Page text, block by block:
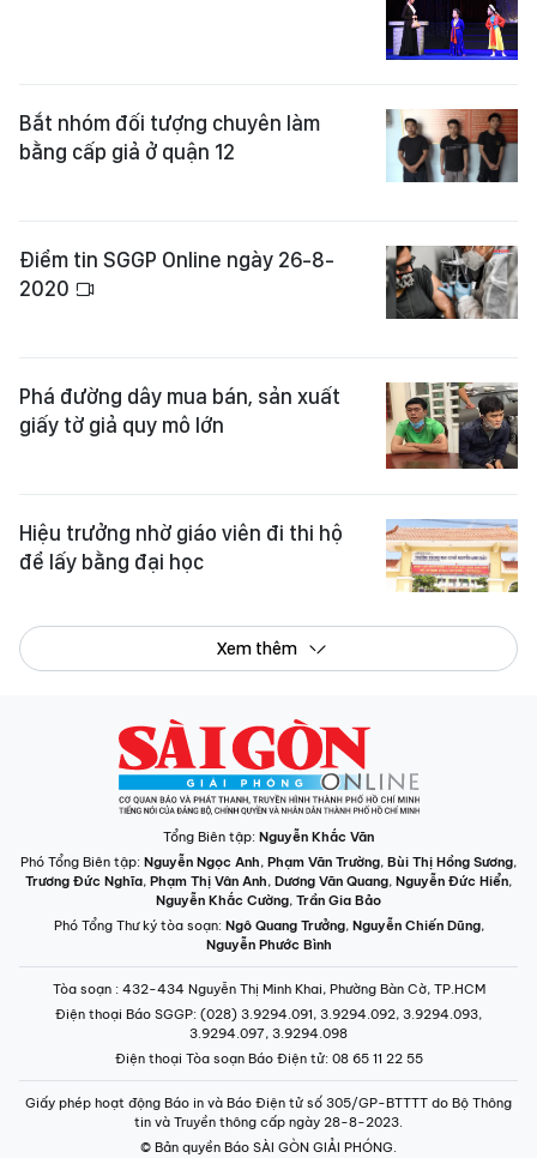
Bắt nhóm đối tượng chuyên làm
bằng cấp giả ở quận 12
Điểm tin SGGP Online ngày 26-8-
2020
Phá đường dây mua bán, sản xuất
giấy tờ giả quy mô lớn
Hiệu trưởng nhờ giáo viên đi thi hộ
để lấy bằng đại học
Xem thêm
Tổng Biên tập: Nguyễn Khắc Văn
Phó Tổng Biên tập: Nguyễn Ngọc Anh, Phạm Văn Trường, Bùi Thị Hồng Sương,
Trương Đức Nghĩa, Phạm Thị Vân Anh, Dương Văn Quang, Nguyễn Đức Hiển,
Nguyễn Khắc Cường, Trần Gia Bảo
Phó Tổng Thư ký tòa soạn: Ngô Quang Trưởng, Nguyễn Chiến Dũng,
Nguyễn Phước Bình
Tòa soạn : 432-434 Nguyễn Thị Minh Khai, Phường Bàn Cờ, TP.HCM
Điện thoại Báo SGGP: (028) 3.9294.091, 3.9294.092, 3.9294.093,
3.9294.097, 3.9294.098
Điện thoại Tòa soạn Báo Điện tử: 08 65 11 22 55
Giấy phép hoạt động Báo in và Báo Điện tử số 305/GP-BTTTT do Bộ Thông
tin và Truyền thông cấp ngày 28-8-2023.
© Bản quyền Báo SÀI GÒN GIẢI PHÓNG.